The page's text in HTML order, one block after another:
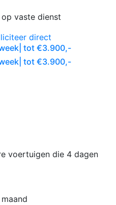
vaste dienst
direct
tot €3.900,-
tot €3.900,-
voertuigen die 4 dagen